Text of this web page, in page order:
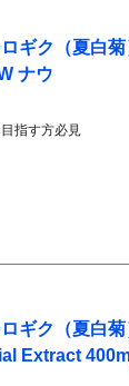
ギク（夏白
ナウ
指す方必見
ギク（夏白
Extract